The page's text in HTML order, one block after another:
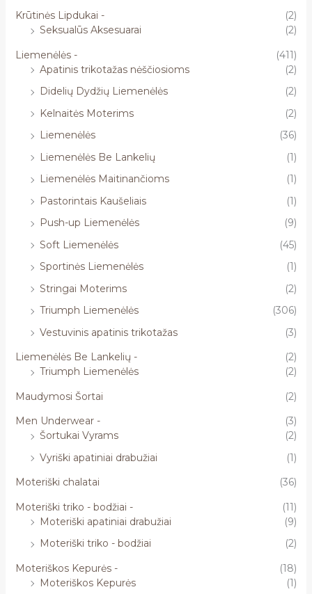
Krūtinės Lipdukai -
(2)
Seksualūs Aksesuarai
(2)
Liemenėlės -
(411)
Apatinis trikotažas nėščiosioms
(2)
Didelių Dydžių Liemenėlės
(2)
Kelnaitės Moterims
(2)
Liemenėlės
(36)
Liemenėlės Be Lankelių
(1)
Liemenėlės Maitinančioms
(1)
Pastorintais Kaušeliais
(1)
Push-up Liemenėlės
(9)
Soft Liemenėlės
(45)
Sportinės Liemenėlės
(1)
Stringai Moterims
(2)
Triumph Liemenėlės
(306)
Vestuvinis apatinis trikotažas
(3)
Liemenėlės Be Lankelių -
(2)
Triumph Liemenėlės
(2)
Maudymosi Šortai
(2)
Men Underwear -
(3)
Šortukai Vyrams
(2)
Vyriški apatiniai drabužiai
(1)
Moteriški chalatai
(36)
Moteriški triko - bodžiai -
(11)
Moteriški apatiniai drabužiai
(9)
Moteriški triko - bodžiai
(2)
Moteriškos Kepurės -
(18)
Moteriškos Kepurės
(1)